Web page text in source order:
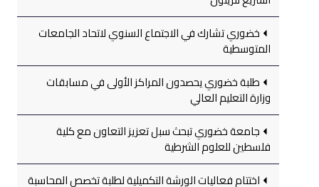
خضوري تشارك في الاجتماع السنوي لاتحاد الجامعات
المتوسطية
طلبة خضوري يحصدون المراكز الأولى في مسابقات
وزارة التعليم العالي
جامعة خضوري تبحث سبل تعزيز التعاون مع كلية
فلسطين للعلوم الشرطية
اختتام فعاليات الورشة التكميلية لطلبة تخصص المحاسبة